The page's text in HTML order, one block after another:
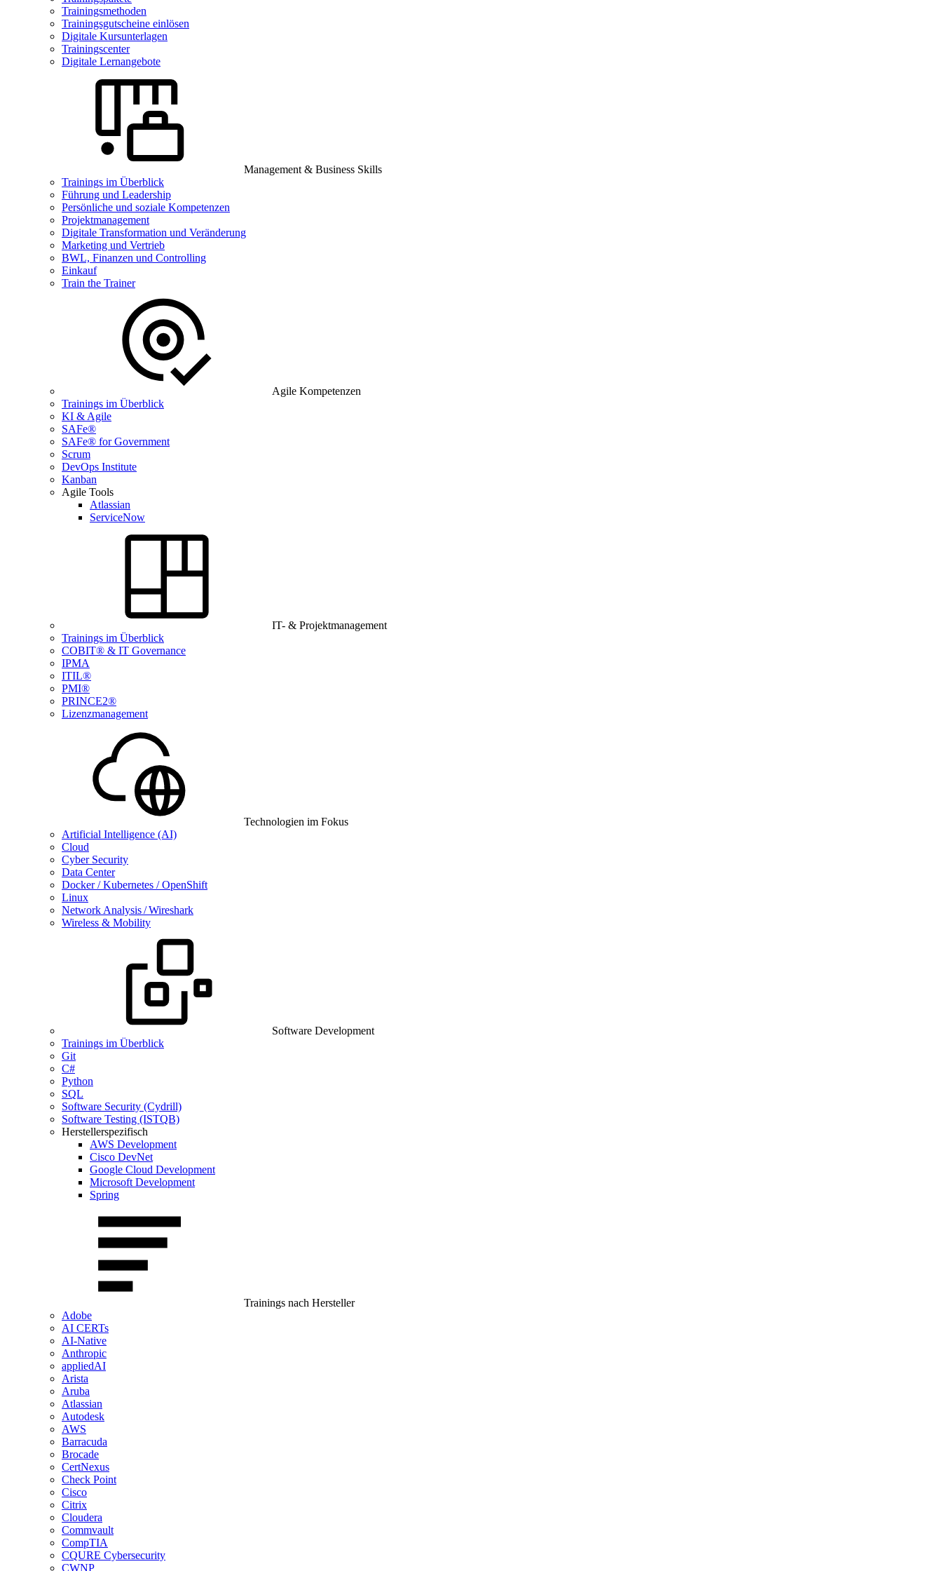
Trainingsmethoden
Trainingsgutscheine einlösen
Digitale Kursunterlagen
Trainingscenter
Digitale Lernangebote
Management & Business Skills
Trainings im Überblick
Führung und Leadership
Persönliche und soziale Kompetenzen
Projektmanagement
Digitale Transformation und Veränderung
Marketing und Vertrieb
BWL, Finanzen und Controlling
Einkauf
Train the Trainer
Agile Kompetenzen
Trainings im Überblick
KI & Agile
SAFe®
SAFe® for Government
Scrum
DevOps Institute
Kanban
Agile Tools
Atlassian
ServiceNow
IT- & Projektmanagement
Trainings im Überblick
COBIT® & IT Governance
IPMA
ITIL®
PMI®
PRINCE2®
Lizenzmanagement
Technologien im Fokus
Artificial Intelligence (AI)
Cloud
Cyber Security
Data Center
Docker / Kubernetes / OpenShift
Linux
Network Analysis / Wireshark
Wireless & Mobility
Software Development
Trainings im Überblick
Git
C#
Python
SQL
Software Security (Cydrill)
Software Testing (ISTQB)
Herstellerspezifisch
AWS Development
Cisco DevNet
Google Cloud Development
Microsoft Development
Spring
Trainings nach Hersteller
Adobe
AI CERTs
AI-Native
Anthropic
appliedAI
Arista
Aruba
Atlassian
Autodesk
AWS
Barracuda
Brocade
CertNexus
Check Point
Cisco
Citrix
Cloudera
Commvault
CompTIA
CQURE Cybersecurity
CWNP